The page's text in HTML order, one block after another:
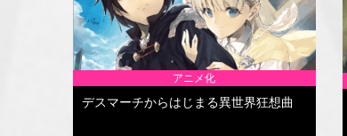
アニメ化
デスマーチからはじまる異世界狂想曲